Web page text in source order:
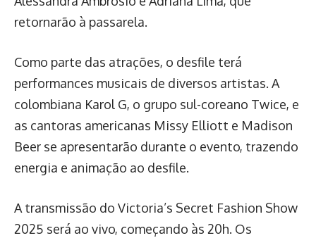
retornarão à passarela.
Como parte das atrações, o desfile terá
performances musicais de diversos artistas. A
colombiana Karol G, o grupo sul-coreano Twice, e
as cantoras americanas Missy Elliott e Madison
Beer se apresentarão durante o evento, trazendo
energia e animação ao desfile.
A transmissão do Victoria’s Secret Fashion Show
2025 será ao vivo, começando às 20h. Os